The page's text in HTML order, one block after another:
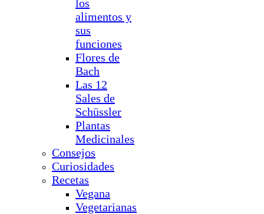
los
alimentos y
sus
funciones
Flores de
Bach
Las 12
Sales de
Schüssler
Plantas
Medicinales
Consejos
Curiosidades
Recetas
Vegana
Vegetarianas